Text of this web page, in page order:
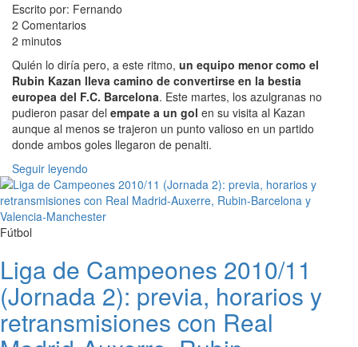
Escrito por: Fernando
2 Comentarios
2 minutos
Quién lo diría pero, a este ritmo, un equipo menor como el
Rubin Kazan lleva camino de convertirse en la bestia
europea del F.C. Barcelona. Este martes, los azulgranas no
pudieron pasar del empate a un gol en su visita al Kazan
aunque al menos se trajeron un punto valioso en un partido
donde ambos goles llegaron de penalti.
Seguir leyendo
Fútbol
Liga de Campeones 2010/11
(Jornada 2): previa, horarios y
retransmisiones con Real